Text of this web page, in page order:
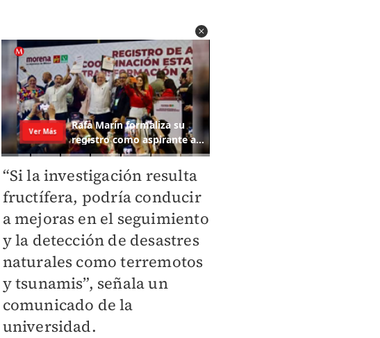
“Si la investigación resulta
fructífera, podría conducir
a mejoras en el seguimiento
y la detección de desastres
naturales como terremotos
y tsunamis”, señala un
comunicado de la
universidad.